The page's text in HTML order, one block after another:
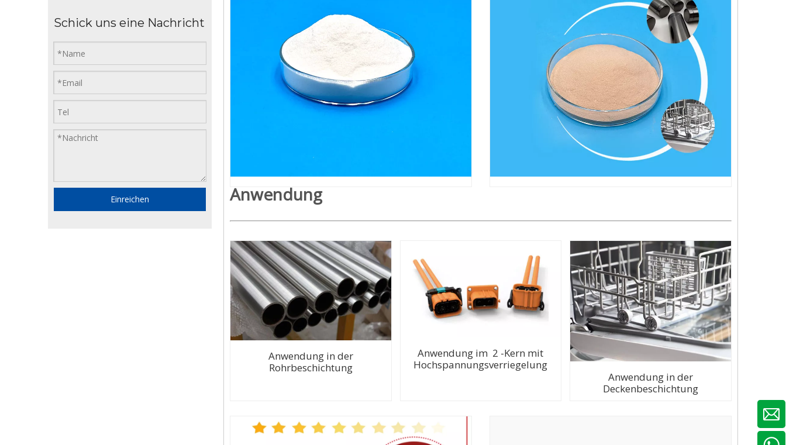
Schick uns eine Nachricht
Einreichen Anwendung
Anwendung in der
Rohrbeschichtung
Anwendung im 2 -Kern mit
Hochspannungsverriegelung
Anwendung in der
Deckenbeschichtung